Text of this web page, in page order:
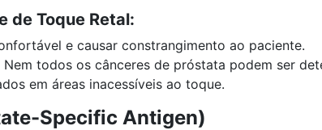
de Toque Retal:
e causar constrangimento ao paciente.
Nem todos os cânceres de próstata podem ser
em áreas inacessíveis ao toque.
Specific Antigen)